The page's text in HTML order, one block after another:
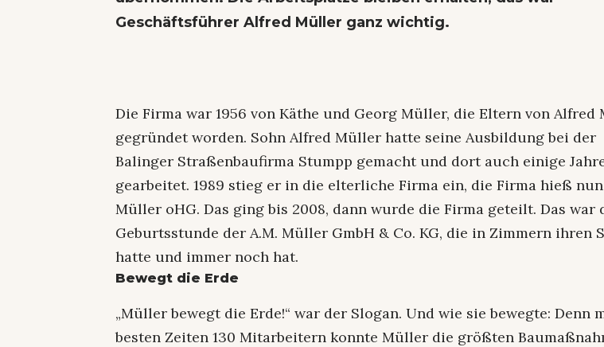
Geschäftsführer Alfred Müller ganz wichtig.
Die Firma war 1956 von Käthe und Georg Müller, die Eltern von Alfred
gegründet worden. Sohn Alfred Müller hatte seine Ausbildung bei der
Balinger Straßenbaufirma Stumpp gemacht und dort auch einige
gearbeitet. 1989 stieg er in die elterliche Firma ein, die Firma hieß
Müller oHG. Das ging bis 2008, dann wurde die Firma geteilt. Das war
Geburtsstunde der A.M. Müller GmbH & Co. KG, die in Zimmern ihren
hatte und immer noch hat.
Bewegt die Erde
„Müller bewegt die Erde!“ war der Slogan. Und wie sie bewegte: Denn
besten Zeiten 130 Mitarbeitern konnte Müller die größten